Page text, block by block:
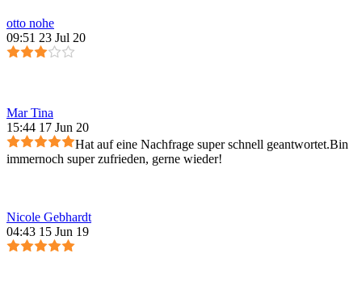
otto nohe
09:51 23 Jul 20
Mar Tina
15:44 17 Jun 20
Hat auf eine Nachfrage super schnell geantwortet.Bin
immernoch super zufrieden, gerne wieder!
Nicole Gebhardt
04:43 15 Jun 19